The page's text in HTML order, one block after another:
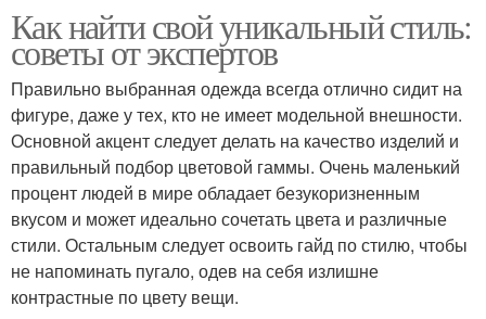
Как найти свой уникальный стиль:
советы от экспертов
Правильно выбранная одежда всегда отлично сидит на
фигуре, даже у тех, кто не имеет модельной внешности.
Основной акцент следует делать на качество изделий и
правильный подбор цветовой гаммы. Очень маленький
процент людей в мире обладает безукоризненным
вкусом и может идеально сочетать цвета и различные
стили. Остальным следует освоить гайд по стилю, чтобы
не напоминать пугало, одев на себя излишне
контрастные по цвету вещи.